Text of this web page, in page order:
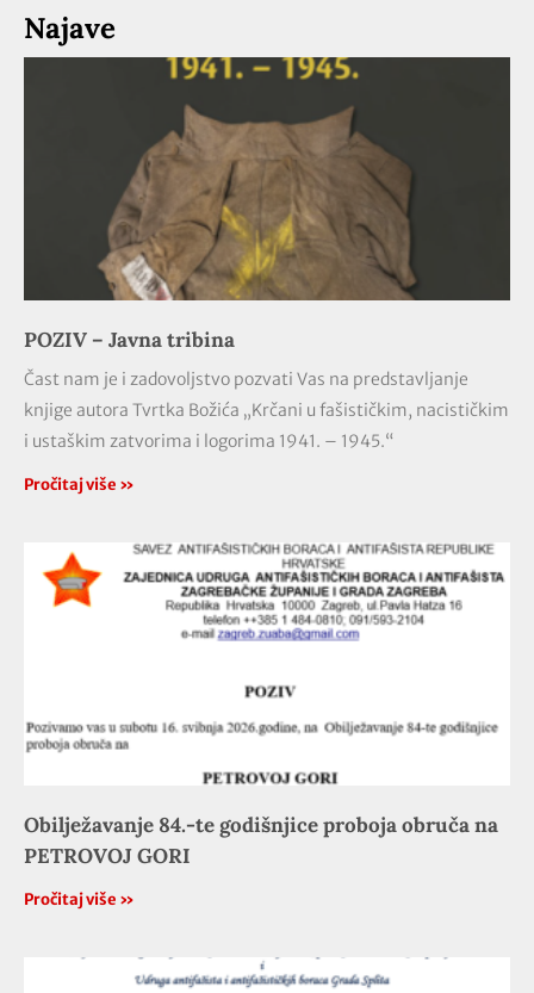
Najave
POZIV – Javna tribina
Čast nam je i zadovoljstvo pozvati Vas na predstavljanje
knjige autora Tvrtka Božića „Krčani u fašističkim, nacističkim
i ustaškim zatvorima i logorima 1941. – 1945.“
Pročitaj više »
Obilježavanje 84.-te godišnjice proboja obruča na
PETROVOJ GORI
Pročitaj više »